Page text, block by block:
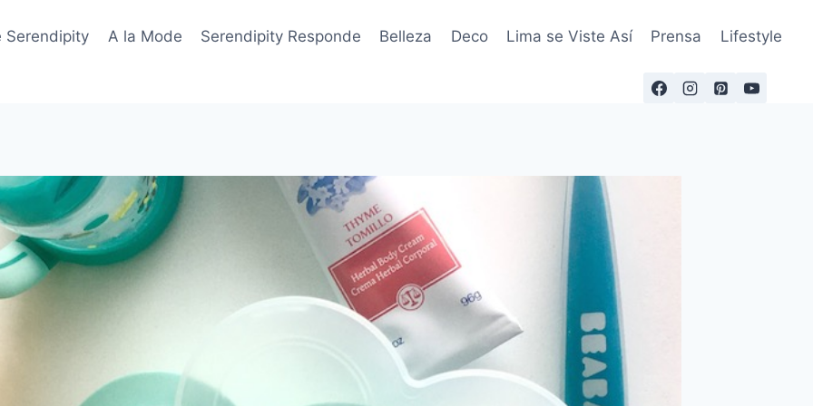
Serendipity A la Mode Serendipity Responde Belleza Deco Lima se Viste Así Prensa Lifestyle